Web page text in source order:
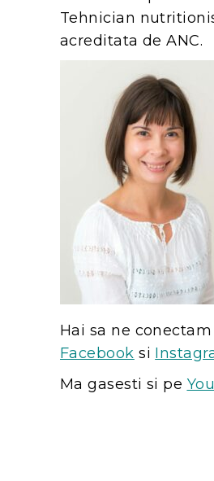
Tehnician
acreditata de ANC.
Hai sa ne conectam
Facebook si
Ma gasesti si pe